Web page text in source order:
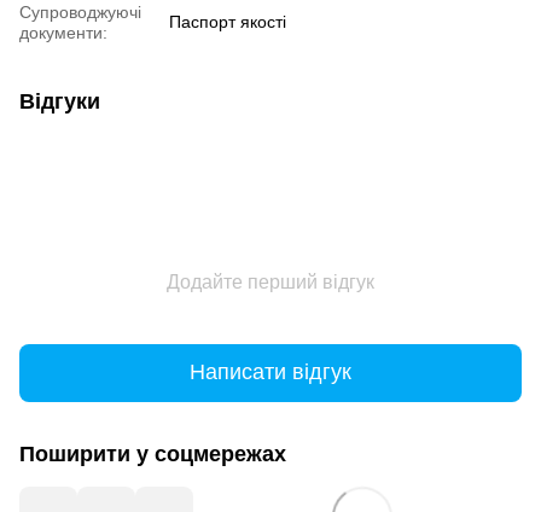
Супроводжуючі
документи:
Паспорт якості
Відгуки
Додайте перший відгук
Написати відгук
Поширити у соцмережах